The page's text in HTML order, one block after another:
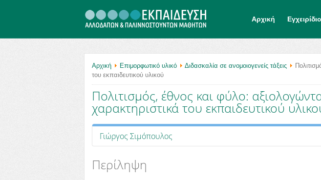
.
Αρχική
Αρχική Επιμορφωτικό υλικό Διδασκαλία σε ανομοιογενείς τάξεις
του εκπαιδευτικού υλικού
Πολιτισμός, έθνος και φύλο:
χαρακτηριστικά του εκπαιδευτικού
Γιώργος Σιμόπουλος
Περίληψη